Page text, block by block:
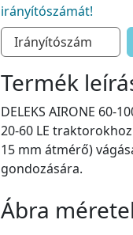
irányítószámát!
Termék
DELEKS AIRONE
20-60 LE
15 mm átmérő)
gondozására.
Ábra